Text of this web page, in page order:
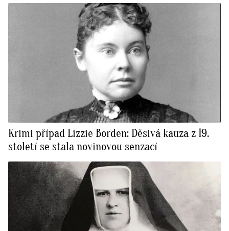
Krimi případ Lizzie Borden: Děsivá kauza z 19.
století se stala novinovou senzací